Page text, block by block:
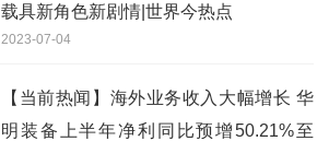
载具新角色新剧情|世界今热点
2023-07-04
【当前热闻】海外业务收入大幅增长 华
明装备上半年净利同比预增50.21%至